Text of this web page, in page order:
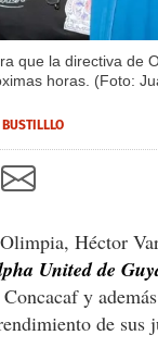
que la directiva de
horas. (Foto:
BUSTILLLO
Héctor
United de
y
de sus